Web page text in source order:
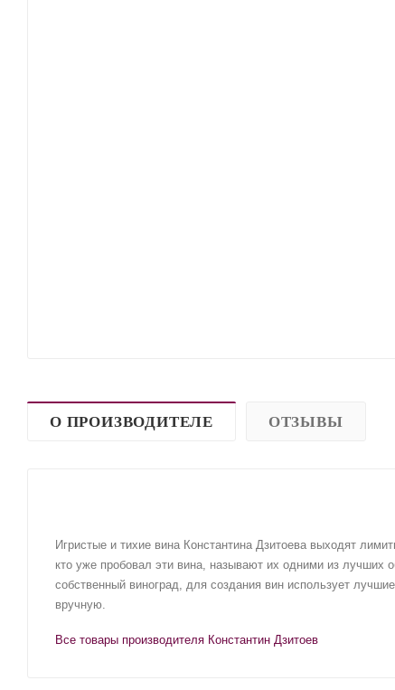
О ПРОИЗВОДИТЕЛЕ ОТЗЫВЫ
Игристые и тихие вина Константина Дзитоева выходят
кто уже пробовал эти вина, называют их одними из лучших
собственный виноград, для создания вин использует
вручную.
Все товары производителя Константин Дзитоев